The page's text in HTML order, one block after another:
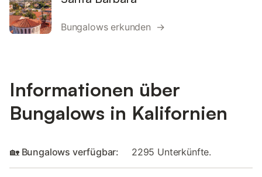
Bungalows erkunden →
Informationen über
Bungalows in Kalifornien
🏡 Bungalows verfügbar: 2295 Unterkünfte.